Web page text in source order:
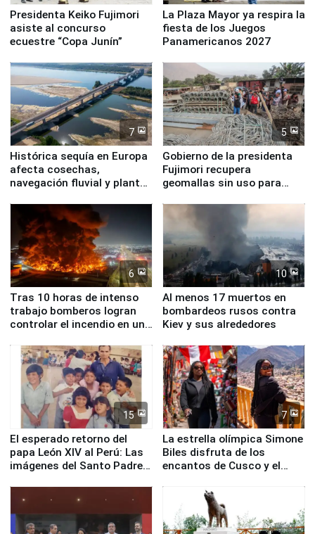
Presidenta Keiko Fujimori
asiste al concurso
ecuestre “Copa Junín”
La Plaza Mayor ya respira la
fiesta de los Juegos
Panamericanos 2027
7
Histórica sequía en Europa
afecta cosechas,
navegación fluvial y plantas
5
Gobierno de la presidenta
Fujimori recupera
geomallas sin uso para
Fenómeno El Niño
6
Tras 10 horas de intenso
trabajo bomberos logran
controlar el incendio en una
de Chile
10
Al menos 17 muertos en
bombardeos rusos contra
Kiev y sus alrededores
15
El esperado retorno del
papa León XIV al Perú: Las
imágenes del Santo Padre
7
La estrella olímpica Simone
Biles disfruta de los
encantos de Cusco y el